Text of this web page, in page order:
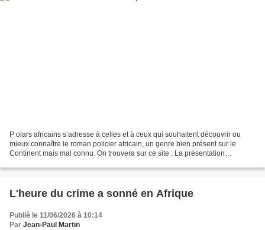
P olars africains s’adresse à celles et à ceux qui souhaitent découvrir ou
mieux connaître le roman policier africain, un genre bien présent sur le
Continent mais mal connu. On trouvera sur ce site : La présentation
L'heure du crime a sonné en Afrique
Publié le 11/06/2026 à 10:14
Par Jean-Paul Martin